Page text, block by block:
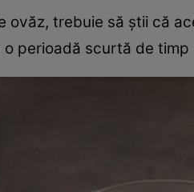
ovăz, trebuie să știi că
o perioadă scurtă de